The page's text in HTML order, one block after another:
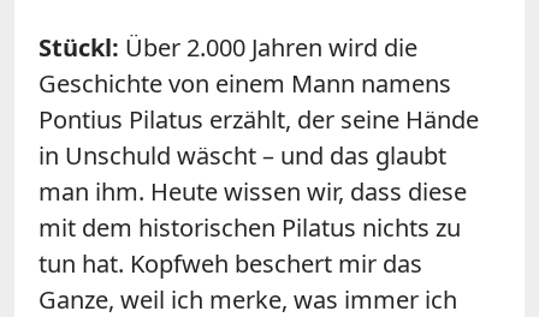
Stückl: Über 2.000 Jahren wird die
Geschichte von einem Mann namens
Pontius Pilatus erzählt, der seine Hände
in Unschuld wäscht – und das glaubt
man ihm. Heute wissen wir, dass diese
mit dem historischen Pilatus nichts zu
tun hat. Kopfweh beschert mir das
Ganze, weil ich merke, was immer ich